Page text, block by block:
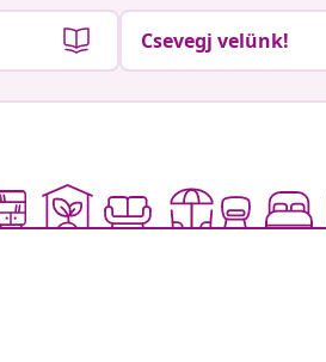
Csevegj velünk!